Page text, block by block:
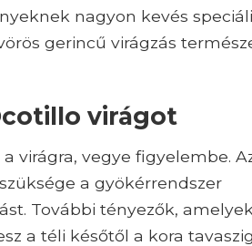
nagyon kevés
gerincű virágzás
virágot
virágra, vegye figyelembe.
a gyökérrendszer
További tényezők, amelyek
a téli későtől a kora